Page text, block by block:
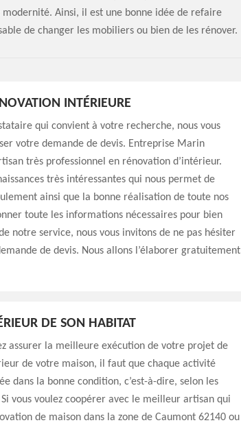
Ainsi, il est une bonne idée de refaire
de changer les mobiliers ou bien de les rénover.
INTÉRIEURE
qui convient à votre recherche, nous vous
votre demande de devis. Entreprise Marin
très professionnel en rénovation d’intérieur.
très intéressantes qui nous permet de
ainsi que la bonne réalisation de toute nos
toute les informations nécessaires pour bien
notre service, nous vous invitons de ne pas hésiter
de devis. Nous allons l’élaborer gratuitement
DE SON HABITAT
assurer la meilleure exécution de votre projet de
de votre maison, il faut que chaque activité
dans la bonne condition, c’est-à-dire, selon les
vous voulez coopérer avec le meilleur artisan qui
de maison dans la zone de Caumont 62140 ou